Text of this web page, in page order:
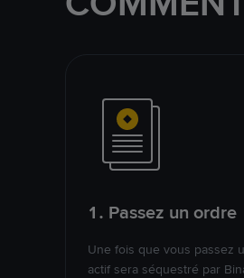
1. Passez un ordre
Une fois que vous passez
actif sera séquestré par